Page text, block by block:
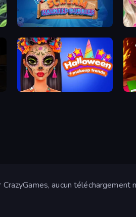
Halloween Makeup Trends
aucun